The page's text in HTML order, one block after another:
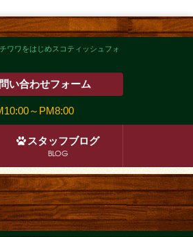
ワワをはじめスコティッシュフォ
い合わせフォーム
～PM8:00
スタッフブログ
BLOG